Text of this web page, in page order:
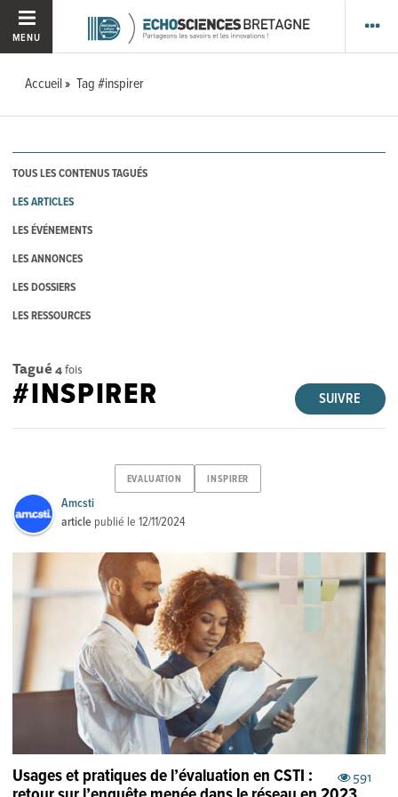
MENU
Accueil Tag #inspirer
TOUS LES CONTENUS TAGUÉS
LES ARTICLES
LES ÉVÉNEMENTS
LES ANNONCES
LES DOSSIERS
LES RESSOURCES
Tagué 4fois
SUIVRE
#INSPIRER
EVALUATION INSPIRER
Amcsti
article publié le12/11/2024
591
Usages et pratiques de l’évaluation en CSTI :